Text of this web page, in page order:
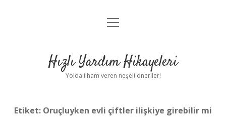
Anasayfa
Yasal Uyarı
menüyü
Hızlı Yardım Hikayeleri
Yolda ilham veren neşeli öneriler!
Etiket: Oruçluyken evli çiftler ilişkiye girebilir mi